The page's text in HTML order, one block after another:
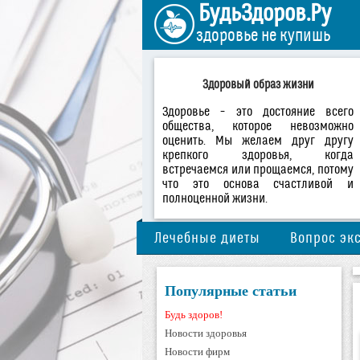
БудьЗдоров.Ру
здоровье не купишь
Здоровый образ жизни
Здоровье – это достояние всего
общества, которое невозможно
оценить. Мы желаем друг другу
крепкого здоровья, когда
встречаемся или прощаемся, потому
что это основа счастливой и
полноценной жизни.
Лечебные диеты Вопрос
Популярные статьи
Будь здоров!
Новости здоровья
Новости фирм